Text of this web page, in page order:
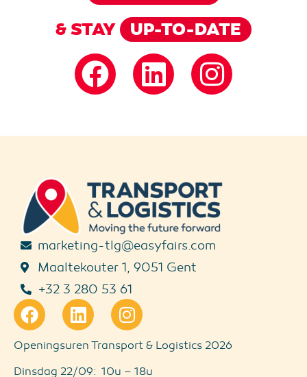
& STAY
UP-TO-DATE
marketing-tlg@easyfairs.com
Maaltekouter 1, 9051 Gent
+32 3 280 53 61
Openingsuren Transport & Logistics 2026
Dinsdag 22/09: 10u – 18u